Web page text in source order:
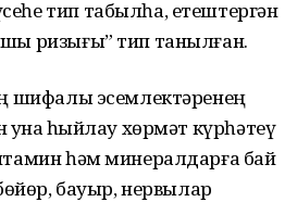
тип табылһа, етештергән
ризығы” тип танылған.
шифалы эсемлектәренең
һыйлау хөрмәт күрһәтеү
һәм минералдарға бай
бауыр, нервылар